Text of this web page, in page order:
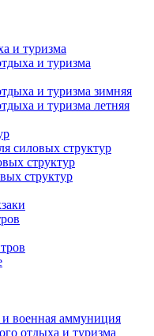
и туризма
и туризма
и туризма зимняя
и туризма летняя
силовых структур
структур
структур
военная аммуниция
отдыха и туризма